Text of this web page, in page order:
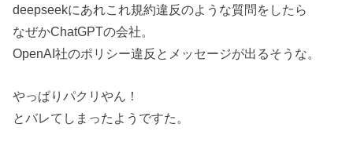
deepseekにあれこれ規約違反のような質問をしたら
なぜかChatGPTの会社。
OpenAI社のポリシー違反とメッセージが出るそうな。
やっぱりパクリやん！
とバレてしまったようですた。